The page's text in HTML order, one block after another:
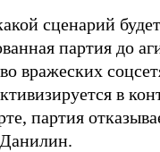
сценарий
партия до
вражеских
в
партия